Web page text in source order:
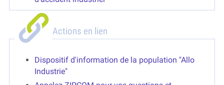
Actions en lien
Dispositif d'information de la population "Allo
Industrie"